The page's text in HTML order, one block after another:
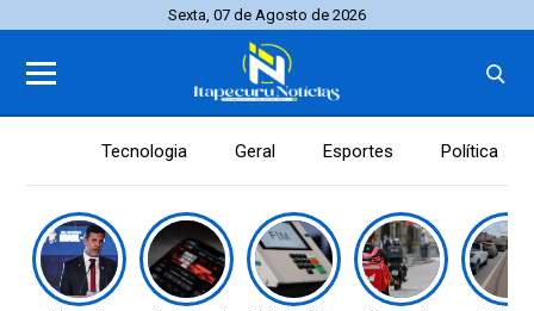
Sexta, 07 de Agosto de 2026
Tecnologia Geral Esportes Política